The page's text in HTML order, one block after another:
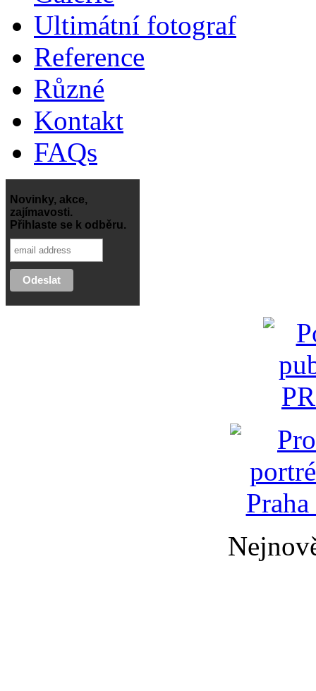
Ultimátní fotograf
Reference
Různé
Kontakt
FAQs
Novinky, akce,
zajímavosti.
Přihlaste se k odběru.